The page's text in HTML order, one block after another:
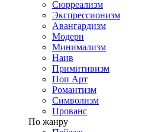
Сюрреализм
Экспрессионизм
Авангардизм
Модерн
Минимализм
Наив
Примитивизм
Поп Арт
Романтизм
Символизм
Прованс
По жанру